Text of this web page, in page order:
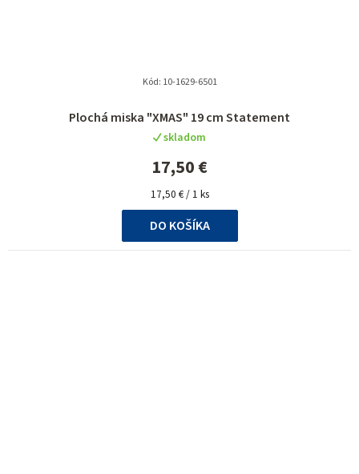
Plochá miska "XMAS" 19 cm Statement
skladom
17,50 €
Jednotková
cena:
17,50 € / 1 ks
DO KOŠÍKA
Kód: 10-1629-6501